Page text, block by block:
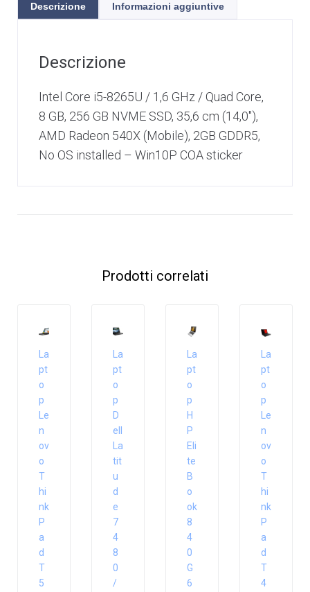
Descrizione Informazioni aggiuntive
Descrizione
Intel Core i5-8265U / 1,6 GHz / Quad Core,
8 GB, 256 GB NVME SSD, 35,6 cm (14,0″),
AMD Radeon 540X (Mobile), 2GB GDDR5,
No OS installed – Win10P COA sticker
Prodotti correlati
La
pt
o
p
Le
n
ov
o
T
hi
nk
P
a
d
T
5
La
pt
o
p
D
ell
La
tit
u
d
e
7
4
8
0
/
La
pt
o
p
H
P
Eli
te
B
o
ok
8
4
0
G
6
La
pt
o
p
Le
n
ov
o
T
hi
nk
P
a
d
T
4